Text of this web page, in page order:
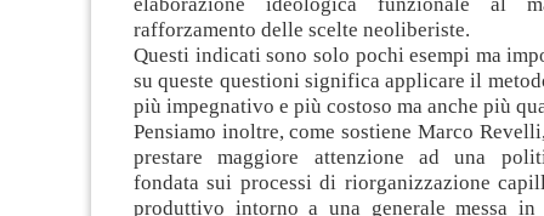
rafforzamento delle scelte neoliberiste.
Questi indicati sono solo pochi esempi ma
su queste questioni significa applicare il
più impegnativo e più costoso ma anche più
Pensiamo inoltre, come sostiene Marco
prestare maggiore attenzione ad una
fondata sui processi di riorganizzazione
produttivo intorno a una generale messa in